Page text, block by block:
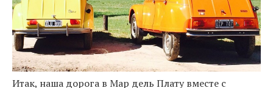
Итак, наша дорога в Мар дель Плату вместе с